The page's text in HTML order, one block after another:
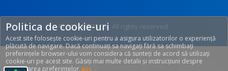
© 2017 UEFISCDI. All rights reserved.
[T: 0.2465, O: 92]
Politica de cookie-uri
Acest site folosește cookie-uri pentru a asigura utilizatorilor o experiență
plăcută de navigare. Dacă continuați sa navigați fără sa schimbați
preferințele browser-ului vom considera că sunteți de acord să utilizați
cookie-uri pe acest site. Găsiți mai multe detalii și instrucțiuni despre
modificarea preferințelor aici.